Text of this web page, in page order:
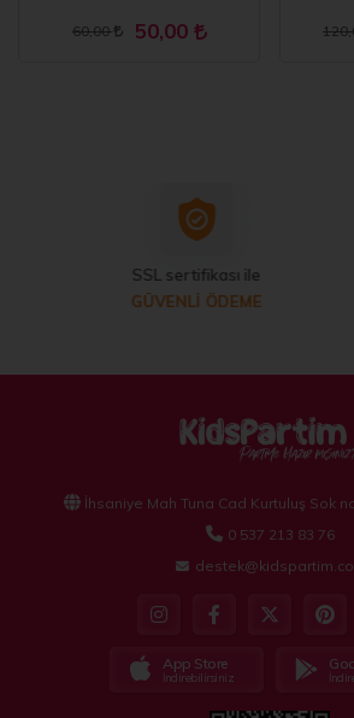
60,00 50,00
SSL sertifikası ile
GÜVENLİ ÖDEME
İhsaniye Mah Tuna Cad Kurtuluş Sok
0 537 213 83 76
App Store
İndirebilirsiniz